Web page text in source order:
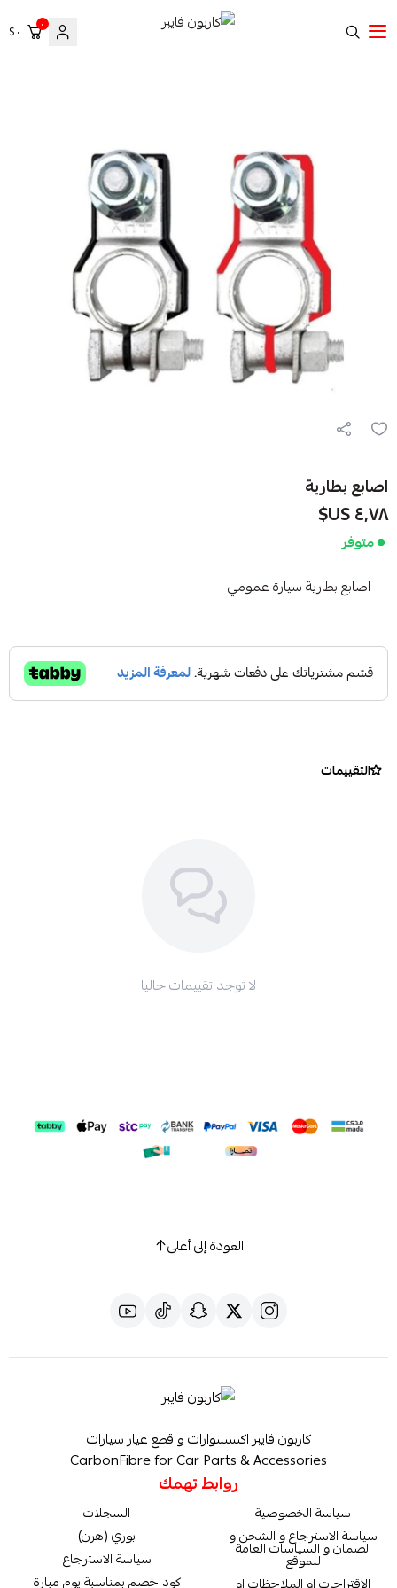
٠ ٠ $
اصابع بطارية
٤٫٧٨ US$
متوفر
اصابع بطارية سيارة عمومي
التقييمات
لا توجد تقييمات حاليا
العودة إلى أعلى
كاربون فايبر اكسسوارات و قطع غيار سيارات
CarbonFibre for Car Parts & Accessories
روابط تهمك
سياسة الخصوصية
سياسة الاسترجاع و الشحن و
الضمان و السياسات العامة
للموقع
الاقتراحات او الملاحظات او
السجلات
بوري (هرن)
سياسة الاسترجاع
كود خصم بمناسبة يوم مبارة